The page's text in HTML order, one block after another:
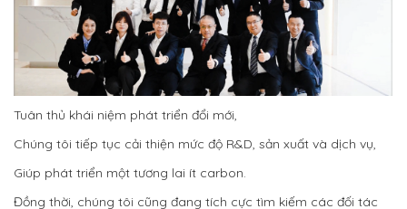
Tuân thủ khái niệm phát triển đổi mới,
Chúng tôi tiếp tục cải thiện mức độ R&D, sản xuất và dịch vụ,
Giúp phát triển một tương lai ít carbon.
Đồng thời, chúng tôi cũng đang tích cực tìm kiếm các đối tác